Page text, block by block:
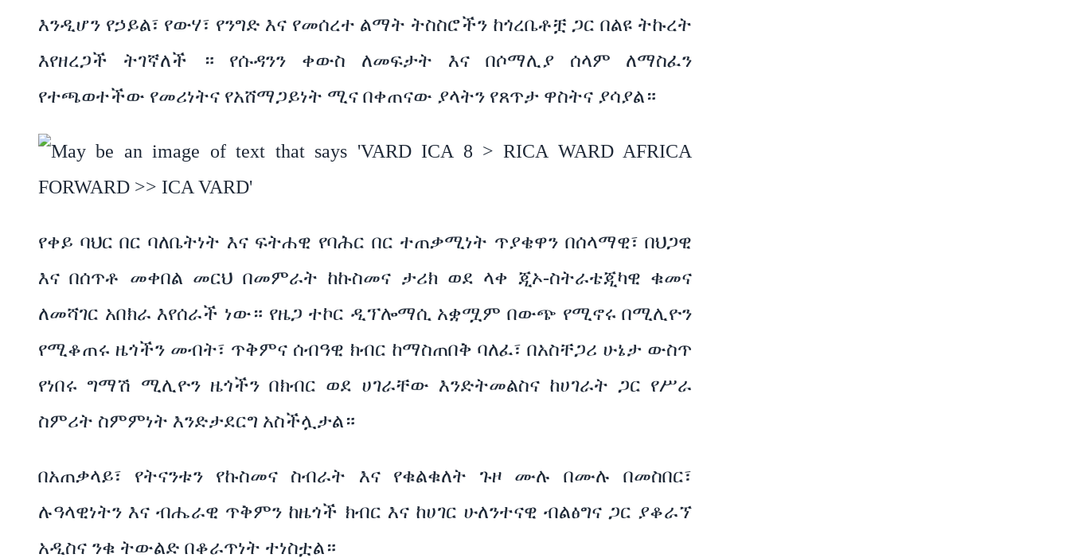
እንዲሆን የኃይል፣ የውሃ፣ የንግድ እና የመሰረተ ልማት ትስስሮችን ከጎረቤቶቿ ጋር በልዩ ትኩረት
እየዘረጋች ትገኛለች ። የሱዳንን ቀውስ ለመፍታት እና በሶማሊያ ሰላም ለማስፈን
የተጫወተችው የመሪነትና የአሸማጋይነት ሚና በቀጠናው ያላትን የጸጥታ ዋስትና ያሳያል።
የቀይ ባህር በር ባለቤትነት እና ፍትሐዊ የባሕር በር ተጠቃሚነት ጥያቄዋን በሰላማዊ፣ በህጋዊ
እና በሰጥቶ መቀበል መርህ በመምራት ከኩስመና ታሪክ ወደ ላቀ ጂኦ-ስትራቴጂካዊ ቁመና
ለመሻገር አበክራ እየሰራች ነው። የዜጋ ተኮር ዲፕሎማሲ አቋሟም በውጭ የሚኖሩ በሚሊዮን
የሚቆጠሩ ዜጎችን መብት፣ ጥቅምና ሰብዓዊ ክብር ከማስጠበቅ ባለፈ፣ በአስቸጋሪ ሁኔታ ውስጥ
የነበሩ ግማሽ ሚሊዮን ዜጎችን በክብር ወደ ሀገራቸው እንድትመልስና ከሀገራት ጋር የሥራ
ስምሪት ስምምነት እንድታደርግ አስችሏታል።
በአጠቃላይ፣ የትናንቱን የኩስመና ስብራት እና የቁልቁለት ጉዞ ሙሉ በሙሉ በመስበር፣
ሉዓላዊነትን እና ብሔራዊ ጥቅምን ከዜጎች ክብር እና ከሀገር ሁለንተናዊ ብልፅግና ጋር ያቆራኘ
አዲስና ንቁ ትውልድ በቆራጥነት ተነስቷል።